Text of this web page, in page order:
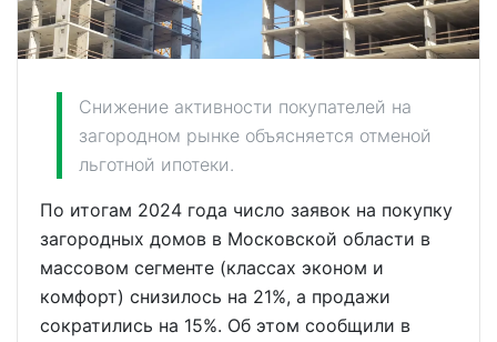
Снижение активности покупателей на
загородном рынке объясняется отменой
льготной ипотеки.
По итогам 2024 года число заявок на покупку
загородных домов в Московской области в
массовом сегменте (классах эконом и
комфорт) снизилось на 21%, а продажи
сократились на 15%. Об этом сообщили в